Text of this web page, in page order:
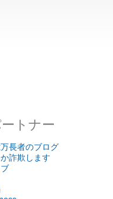
トナー
長者のブログ
詐欺します